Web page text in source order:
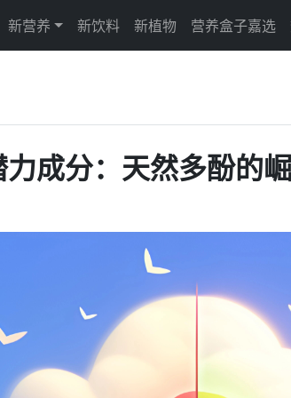
新营养 新饮料 新植物 营养盒子嘉选
成分：天然多酚的